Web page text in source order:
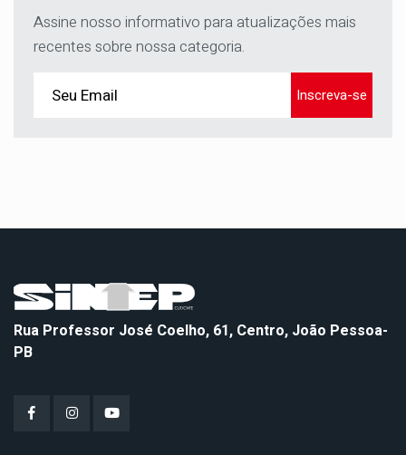
Assine nosso informativo para atualizações mais
recentes sobre nossa categoria.
Inscreva-se
Rua Professor José Coelho, 61, Centro, João Pessoa-
PB